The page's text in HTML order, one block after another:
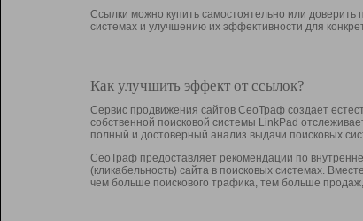
Ссылки можно купить самостоятельно или доверить
системах и улучшению их эффективности для
Как улучшить эффект от ссылок?
Сервис продвижения сайтов СеоТраф создает
собственной поисковой системы LinkPad
полный и достоверный анализ выдачи поисковых
СеоТраф предоставляет рекомендации по
(кликабельность) сайта в поисковых системах.
чем больше поискового трафика, тем больше